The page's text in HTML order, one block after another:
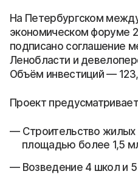
На Петербургском
экономическом форуме
подписано соглашение
Ленобласти и
Объём инвестиций —
Проект
Строительство
площадью более 1,5
Возведение 4 школ и